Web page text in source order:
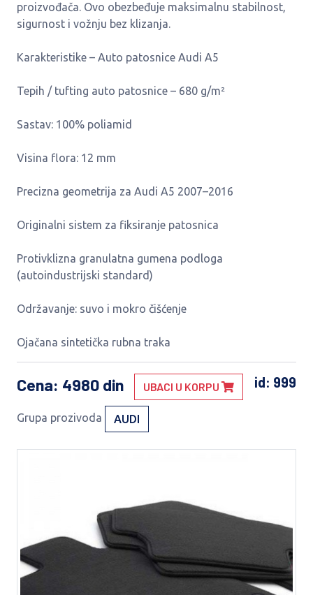
proizvođača. Ovo obezbeđuje maksimalnu stabilnost,
sigurnost i vožnju bez klizanja.
Karakteristike – Auto patosnice Audi A5
Tepih / tufting auto patosnice – 680 g/m²
Sastav: 100% poliamid
Visina flora: 12 mm
Precizna geometrija za Audi A5 2007–2016
Originalni sistem za fiksiranje patosnica
Protivklizna granulatna gumena podloga
(autoindustrijski standard)
Održavanje: suvo i mokro čišćenje
Ojačana sintetička rubna traka
Cena: 4980 din id: 999
UBACI U KORPU
Grupa prozivoda AUDI